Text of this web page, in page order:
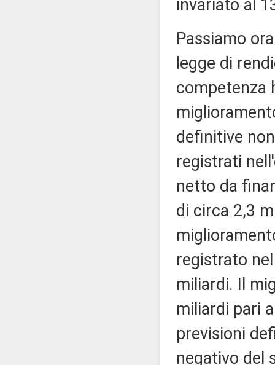
invariato al
Passiamo
legge di
competenza
definitive
registrati
netto da
di circa 2,3
registrato
miliardi. Il
miliardi pari
previsioni
negativo del